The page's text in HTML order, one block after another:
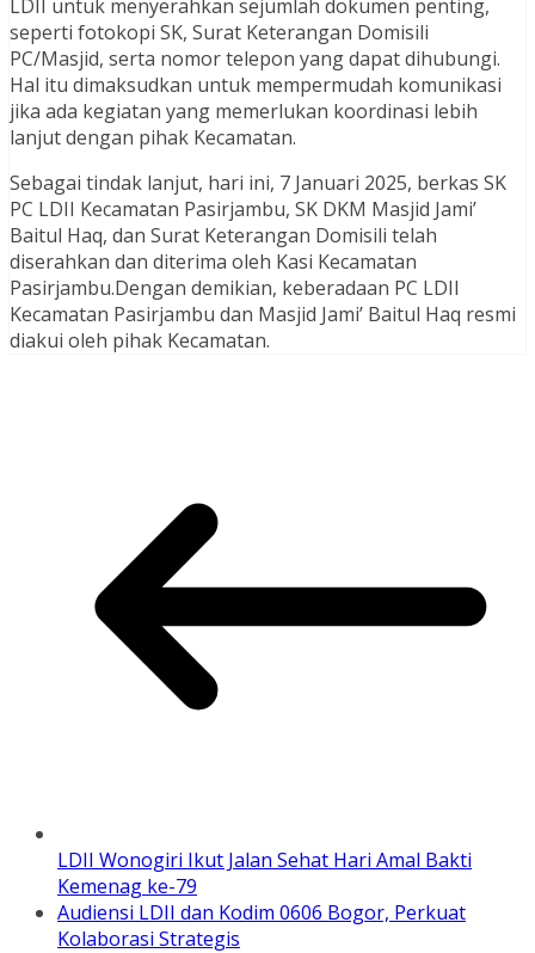
LDII untuk menyerahkan sejumlah dokumen penting,
seperti fotokopi SK, Surat Keterangan Domisili
PC/Masjid, serta nomor telepon yang dapat dihubungi.
Hal itu dimaksudkan untuk mempermudah komunikasi
jika ada kegiatan yang memerlukan koordinasi lebih
lanjut dengan pihak Kecamatan.
Sebagai tindak lanjut, hari ini, 7 Januari 2025, berkas SK
PC LDII Kecamatan Pasirjambu, SK DKM Masjid Jami’
Baitul Haq, dan Surat Keterangan Domisili telah
diserahkan dan diterima oleh Kasi Kecamatan
Pasirjambu.Dengan demikian, keberadaan PC LDII
Kecamatan Pasirjambu dan Masjid Jami’ Baitul Haq resmi
diakui oleh pihak Kecamatan.
LDII Wonogiri Ikut Jalan Sehat Hari Amal Bakti
Kemenag ke-79
Audiensi LDII dan Kodim 0606 Bogor, Perkuat
Kolaborasi Strategis